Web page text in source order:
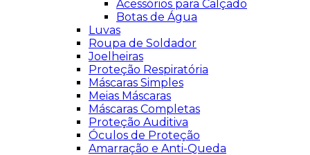
Acessórios para Calçado
Botas de Água
Luvas
Roupa de Soldador
Joelheiras
Proteção Respiratória
Máscaras Simples
Meias Máscaras
Máscaras Completas
Proteção Auditiva
Óculos de Proteção
Amarração e Anti-Queda